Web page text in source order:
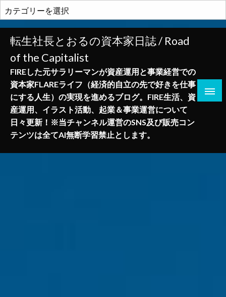
ン
テ
テ
転生社長とおるの資本家日誌 / Road
of the Capitalist
FIREした元サラリーマンが資産運用と事業経営での
資本家FLAREライフ（経済的自立の先で好きを仕事
にする人生）の実現を進めるブログ。FIRE生活、資
産運用、イラスト活動、起業＆事業運営について
日々更新！※当チャンネル運営のSNS及び販売コン
テンツは全てAI無断学習禁止とします。